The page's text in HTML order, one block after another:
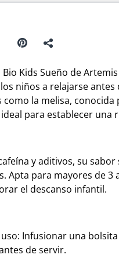
Bio Kids Sueño de
niños a relajarse
como la melisa,
para establecer
y aditivos, su
Apta para mayores de 3
el descanso infantil.
Infusionar una
de servir.